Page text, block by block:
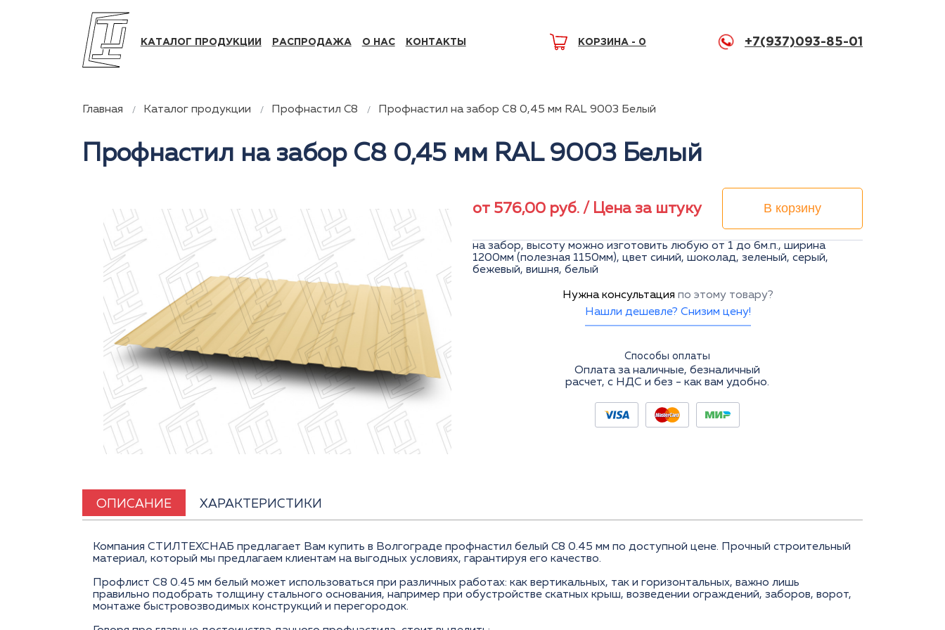
КАТАЛОГ ПРОДУКЦИИ РАСПРОДАЖА О НАС КОНТАКТЫ КОРЗИНА - 0 +7(937)093-85-01
Главная Каталог продукции Профнастил C8 Профнастил на забор С8 0,45 мм RAL 9003 Белый
Профнастил на забор С8 0,45 мм RAL 9003 Белый
от 576,00 руб. / Цена за штуку В корзину
на забор, высоту можно изготовить любую от 1 до 6м.п., ширина
1200мм (полезная 1150мм), цвет синий, шоколад, зеленый, серый,
бежевый, вишня, белый
Нужна консультация по этому товару?
Нашли дешевле? Снизим цену!
Способы оплаты
Оплата за наличные, безналичный
расчет, с НДС и без - как вам удобно.
ОПИСАНИЕ ХАРАКТЕРИСТИКИ
Компания СТИЛТЕХСНАБ предлагает Вам купить в Волгограде профнастил белый C8 0.45 мм по доступной цене. Прочный строительный
материал, который мы предлагаем клиентам на выгодных условиях, гарантируя его качество.
Профлист С8 0.45 мм белый может использоваться при различных работах: как вертикальных, так и горизонтальных, важно лишь
правильно подобрать толщину стального основания, например при обустройстве скатных крыш, возведении ограждений, заборов, ворот,
монтаже быстровозводимых конструкций и перегородок.